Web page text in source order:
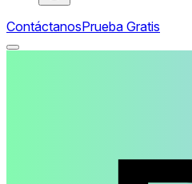
ContáctanosPrueba Gratis